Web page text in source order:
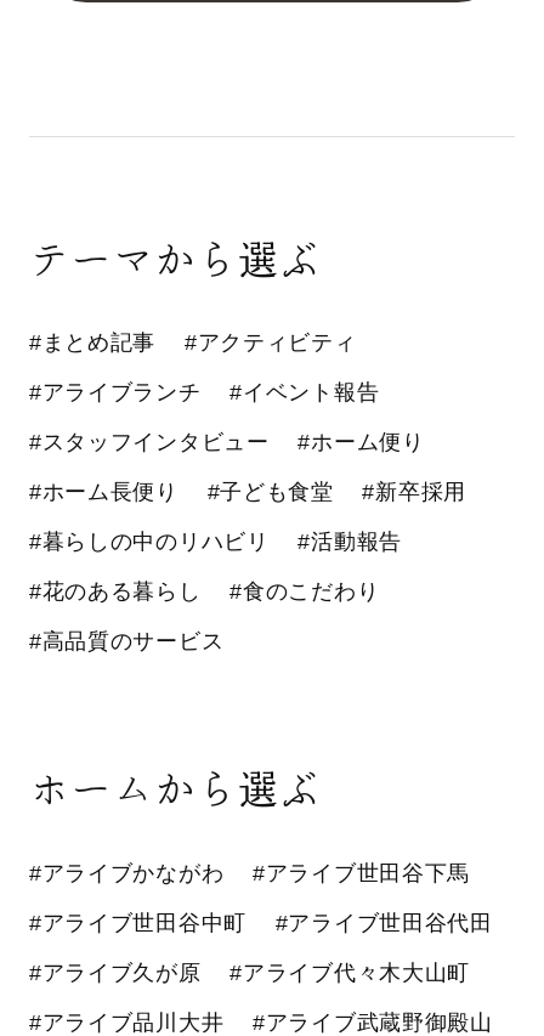
テーマから選ぶ
#まとめ記事 #アクティビティ
#アライブランチ #イベント報告
#スタッフインタビュー #ホーム便り
#ホーム長便り #子ども食堂 #新卒採用
#暮らしの中のリハビリ #活動報告
#花のある暮らし #食のこだわり
#高品質のサービス
ホームから選ぶ
#アライブかながわ #アライブ世田谷下馬
#アライブ世田谷中町 #アライブ世田谷代田
#アライブ久が原 #アライブ代々木大山町
#アライブ品川大井 #アライブ武蔵野御殿山